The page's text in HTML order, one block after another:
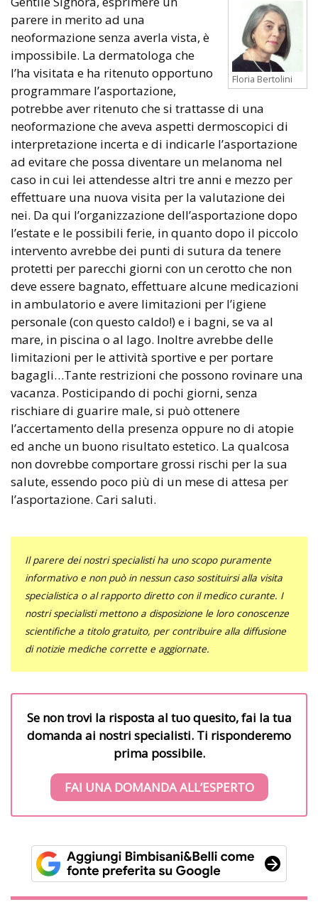
Floria Bertolini
parere in merito ad una
neoformazione senza averla vista, è
impossibile. La dermatologa che
l’ha visitata e ha ritenuto opportuno
programmare l’asportazione,
potrebbe aver ritenuto che si trattasse di una
neoformazione che aveva aspetti dermoscopici di
interpretazione incerta e di indicarle l’asportazione
ad evitare che possa diventare un melanoma nel
caso in cui lei attendesse altri tre anni e mezzo per
effettuare una nuova visita per la valutazione dei
nei. Da qui l’organizzazione dell’asportazione dopo
l’estate e le possibili ferie, in quanto dopo il piccolo
intervento avrebbe dei punti di sutura da tenere
protetti per parecchi giorni con un cerotto che non
deve essere bagnato, effettuare alcune medicazioni
in ambulatorio e avere limitazioni per l’igiene
personale (con questo caldo!) e i bagni, se va al
mare, in piscina o al lago. Inoltre avrebbe delle
limitazioni per le attività sportive e per portare
bagagli…Tante restrizioni che possono rovinare una
vacanza. Posticipando di pochi giorni, senza
rischiare di guarire male, si può ottenere
l’accertamento della presenza oppure no di atopie
ed anche un buono risultato estetico. La qualcosa
non dovrebbe comportare grossi rischi per la sua
salute, essendo poco più di un mese di attesa per
l’asportazione. Cari saluti.
Il parere dei nostri specialisti ha uno scopo puramente
informativo e non può in nessun caso sostituirsi alla visita
specialistica o al rapporto diretto con il medico curante. I
nostri specialisti mettono a disposizione le loro conoscenze
scientifiche a titolo gratuito, per contribuire alla diffusione
di notizie mediche corrette e aggiornate.
Se non trovi la risposta al tuo quesito, fai la tua
domanda ai nostri specialisti. Ti risponderemo
prima possibile.
FAI UNA DOMANDA ALL’ESPERTO